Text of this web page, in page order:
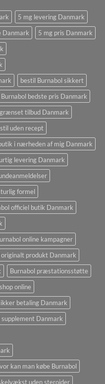
5 mg levering Danmark
Danmark
5 mg pris Danmark
bestil Burnabol sikkert
Burnabol bedste pris Danmark
tilbud Danmark
uden recept
i nærheden af ​​mig Danmark
levering Danmark
formel
officiel butik Danmark
online kampagner
originalt produkt Danmark
Burnabol præstationsstøtte
online
betaling Danmark
supplement Danmark
kan man købe Burnabol
uden steroider